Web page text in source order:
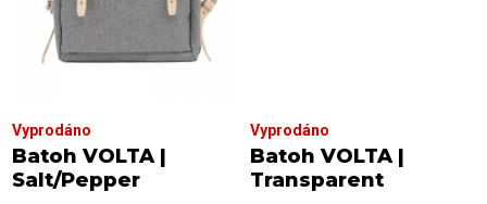
Batoh VOLTA |
Salt/Pepper
Vyprodáno
Batoh VOLTA |
Transparent
Vyprodáno